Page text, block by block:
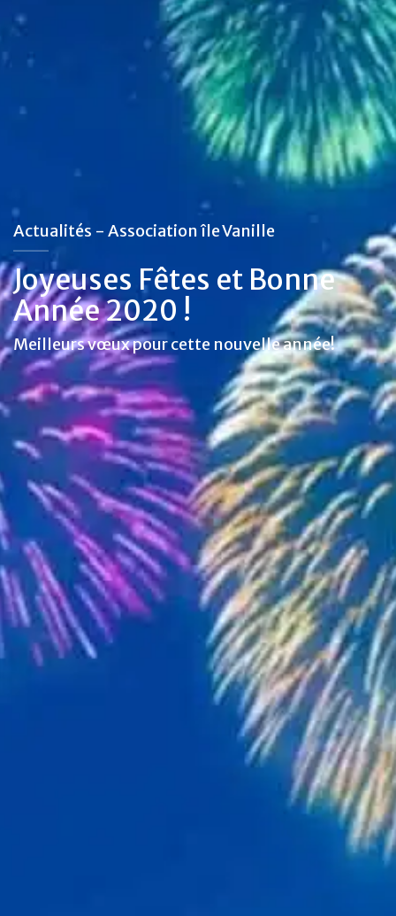
Actualités - Association île Vanille
Joyeuses Fêtes et Bonne
Année 2020 !
Meilleurs vœux pour cette nouvelle année!